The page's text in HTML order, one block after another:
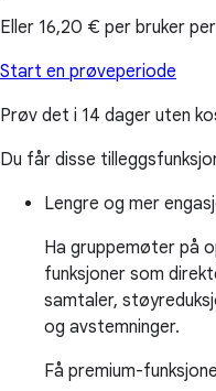
Eller 16,20 € per bruker
Start en prøveperiode
Prøv det i 14 dager uten
Du får disse
Lengre og mer
Ha gruppemøter på
funksjoner som
samtaler,
og avstemninger.
Få premium-